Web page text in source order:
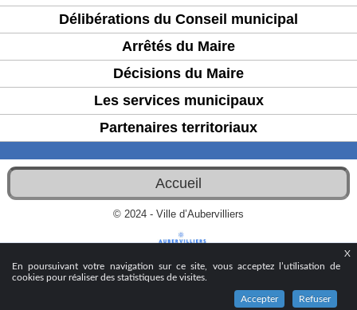
X
En poursuivant votre navigation sur ce site, vous acceptez l’utilisation de
cookies pour réaliser des statistiques de visites.
Accepter Refuser
Délibérations du Conseil municipal
Arrêtés du Maire
Décisions du Maire
Les services municipaux
Partenaires territoriaux
Accueil
© 2024 - Ville d’Aubervilliers